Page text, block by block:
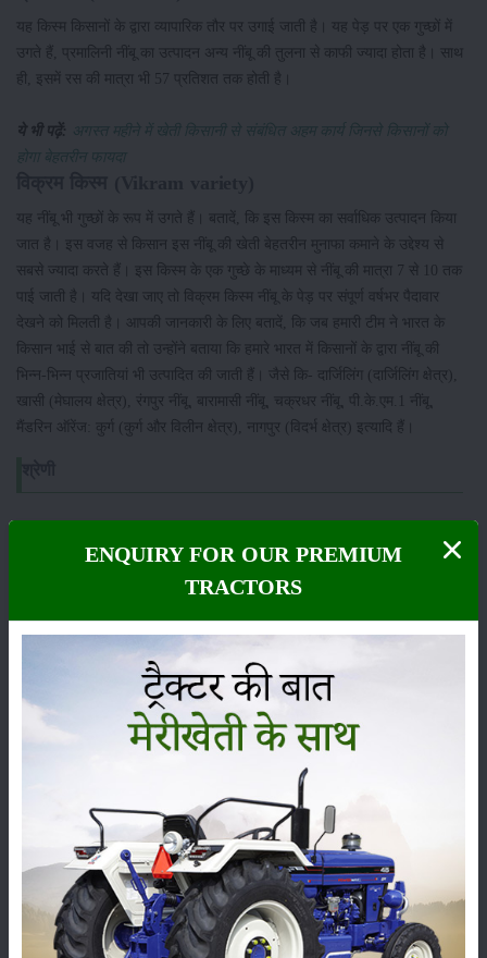
यह किस्म किसानों के द्वारा व्यापारिक तौर पर उगाई जाती है। यह पेड़ पर एक गुच्छों में
उगते हैं, प्रमालिनी नींबू का उत्पादन अन्य नींबू की तुलना से काफी ज्यादा होता है। साथ
ही, इसमें रस की मात्रा भी 57 प्रतिशत तक होती है।
ये भी पढ़ें:
अगस्त महीने में खेती किसानी से संबंधित अहम कार्य जिनसे किसानों को
होगा बेहतरीन फायदा
यह नींबू भी गुच्छों के रूप में उगते हैं। बतादें, कि इस किस्म का सर्वाधिक उत्पादन किया
जात है। इस वजह से किसान इस नींबू की खेती बेहतरीन मुनाफा कमाने के उद्देश्य से
सबसे ज्यादा करते हैं। इस किस्म के एक गुच्छे के माध्यम से नींबू की मात्रा 7 से 10 तक
पाई जाती है। यदि देखा जाए तो विक्रम किस्म नींबू के पेड़ पर संपूर्ण वर्षभर पैदावार
देखने को मिलती है। आपकी जानकारी के लिए बतादें, कि जब हमारी टीम ने भारत के
किसान भाई से बात की तो उन्होंने बताया कि हमारे भारत में किसानों के द्वारा नींबू की
भिन्न-भिन्न प्रजातियां भी उत्पादित की जाती हैं। जैसे कि- दार्जिलिंग (दार्जिलिंग क्षेत्र),
खासी (मेघालय क्षेत्र), रंगपुर नींबू, बारामासी नींबू, चक्रधर नींबू, पी.के.एम.1 नींबू,
मैंडरिन ऑरेंज: कुर्ग (कुर्ग और विलीन क्षेत्र), नागपुर (विदर्भ क्षेत्र) इत्यादि हैं।
कीटनाशक पशुपालन
कृषि यंत्र समाचार
ENQUIRY FOR OUR PREMIUM
TRACTORS